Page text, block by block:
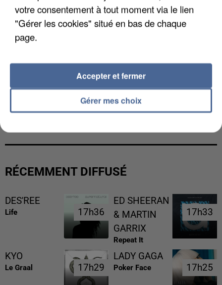
RÉCEMMENT DIFFUSÉ
DES'REE
Life 17h36
17h36
ED SHEERAN
& MARTIN
GARRIX
Repeat It
17h33
17h33
KYO
Le Graal 17h29
17h29
LADY GAGA
Poker Face 17h25
17h25
votre consentement à tout moment via le lien
"Gérer les cookies" situé en bas de chaque
page.
Gérer mes choix
Accepter et fermer